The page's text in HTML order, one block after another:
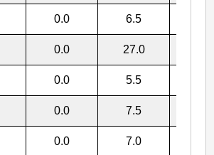
0.0 6.5
0.0 27.0
0.0 5.5
0.0 7.5
0.0 7.0